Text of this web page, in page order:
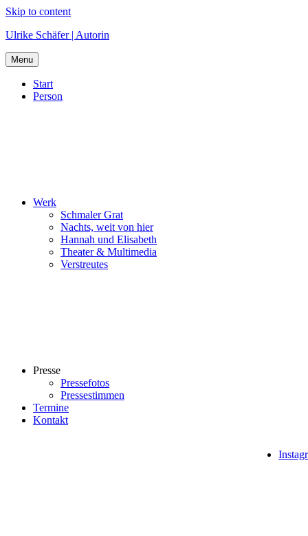
Skip to content
Ulrike Schäfer | Autorin
Menu
Start
Person
Werk
Schmaler Grat
Nachts, weit von hier
Hannah und Elisabeth
Theater & Multimedia
Verstreutes
Presse
Pressefotos
Pressestimmen
Termine
Kontakt